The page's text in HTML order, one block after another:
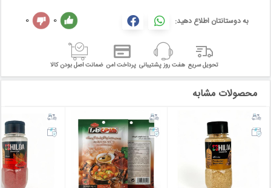
به دوستانتان اطلاع دهید: 0
0
تحویل سریع هفت روز پشتیبانی پرداخت امن ضمانت اصل بودن کالا
محصولات مشابه